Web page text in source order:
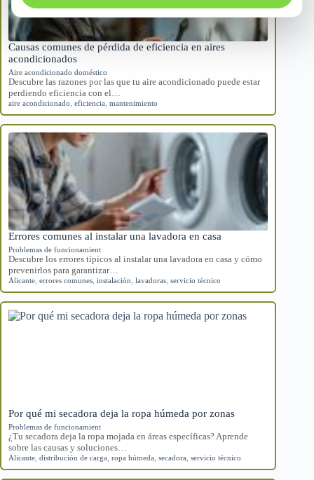
Causas comunes de pérdida de eficiencia en aires
acondicionados
Aire acondicionado doméstico
Descubre las razones por las que tu aire acondicionado puede estar
perdiendo eficiencia con el…
aire acondicionado eficiencia mantenimiento
Errores comunes al instalar una lavadora en casa
Problemas de funcionamient
Descubre los errores típicos al instalar una lavadora en casa y cómo
prevenirlos para garantizar…
Alicante errores comunes instalación lavadoras servicio técnico
Por qué mi secadora deja la ropa húmeda por zonas
Problemas de funcionamient
¿Tu secadora deja la ropa mojada en áreas específicas? Aprende
sobre las causas y soluciones…
Alicante distribución de carga ropa húmeda secadora servicio técnico